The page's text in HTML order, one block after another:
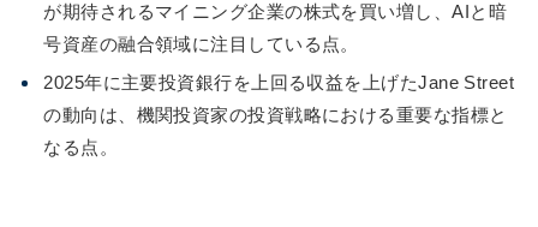
が期待されるマイニング企業の株式を買い増し、AIと暗
号資産の融合領域に注目している点。
2025年に主要投資銀行を上回る収益を上げたJane Street
の動向は、機関投資家の投資戦略における重要な指標と
なる点。